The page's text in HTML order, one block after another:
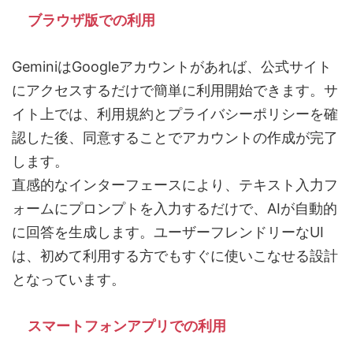
ブラウザ版での利用
GeminiはGoogleアカウントがあれば、公式サイト
にアクセスするだけで簡単に利用開始できます。サ
イト上では、利用規約とプライバシーポリシーを確
認した後、同意することでアカウントの作成が完了
します。
直感的なインターフェースにより、テキスト入力フ
ォームにプロンプトを入力するだけで、AIが自動的
に回答を生成します。ユーザーフレンドリーなUI
は、初めて利用する方でもすぐに使いこなせる設計
となっています。
スマートフォンアプリでの利用